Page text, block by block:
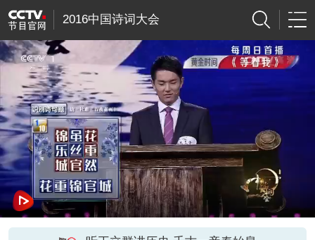
2016中国诗词大会